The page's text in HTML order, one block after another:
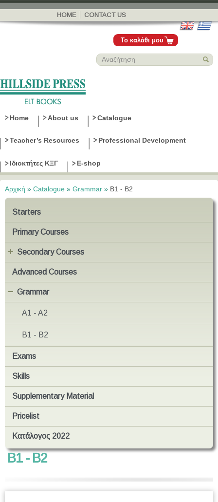
Παράκαμψη
προς το
κυρίως
περιεχόμενο
HOME CONTACT US
Το καλάθι μου
Home About us Catalogue
Teacher’s Resources Professional Development
Ιδιοκτήτες ΚΞΓ E-shop
Είστε εδώ
Αρχική » Catalogue » Grammar » B1 - B2
Starters
Primary Courses
Secondary Courses
Advanced Courses
Grammar
A1 - A2
B1 - B2
Exams
Skills
Supplementary Material
Pricelist
Κατάλογος 2022
B1 - B2